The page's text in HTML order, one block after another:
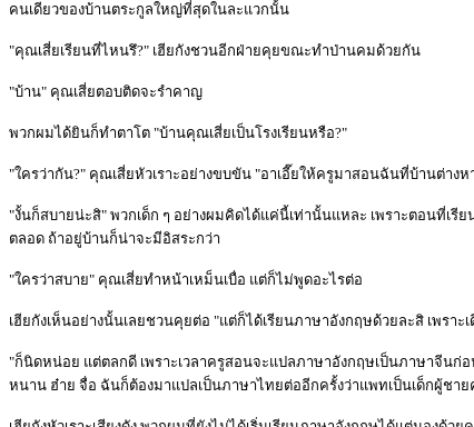
คนเดียวของบ้านตระกูลใหญ่ที่สุดในละแวกนั้น
"คุณเสี่ยเรียนที่ไหนรึ?" เฮียกังชวนอีกฝ่ายคุยขณะทำป่านคมด้วยกัน
"บ้าน" คุณเสี่ยตอบติดจะรำคาญ
พวกผมได้ยินก็ทำตาโต "บ้านคุณเสี่ยเป็นโรงเรียนหรือ?"
"ใครว่ากัน?" คุณเสี่ยหัวเราะอย่างขบขัน "อาเอี๊ยให้ครูมาสอนฉันที่บ้านต่างห
"งั้นก็สบายน่ะสิ" พวกเด็ก ๆ อย่างผมคิดได้แค่นี้เท่านั้นแหละ เพราะตอนที่เรี
ตลอด ถ้าอยู่บ้านก็น่าจะมีอิสระกว่า
"ใครว่าสบาย" คุณเสี่ยทำหน้าเหม็นเบื่อ แต่ก็ไม่พูดอะไรต่อ
เฮียกังเห็นอย่างนั้นเลยชวนคุยต่อ "แต่ก็ได้เรียนภาษาอังกฤษด้วยละสิ เพรา
"ก็นิดหน่อย แต่ตลกดี เพราะเวลาครูสอนจะแปลภาษาอังกฤษเป็นภาษาจีนก่
หนาน ฮ๋าย จื่อ ฉันก็ต้องมาแปลเป็นภาษาไทยต่ออีกครั้งว่าแพทเป็นเด็กผู้ชา